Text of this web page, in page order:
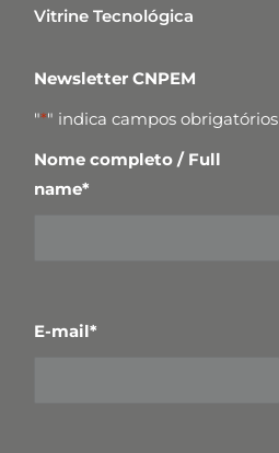
Vitrine Tecnológica
Newsletter CNPEM
"*" indica campos obrigatórios
Nome completo / Full
name*
E-mail*